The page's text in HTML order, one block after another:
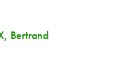
Bertrand